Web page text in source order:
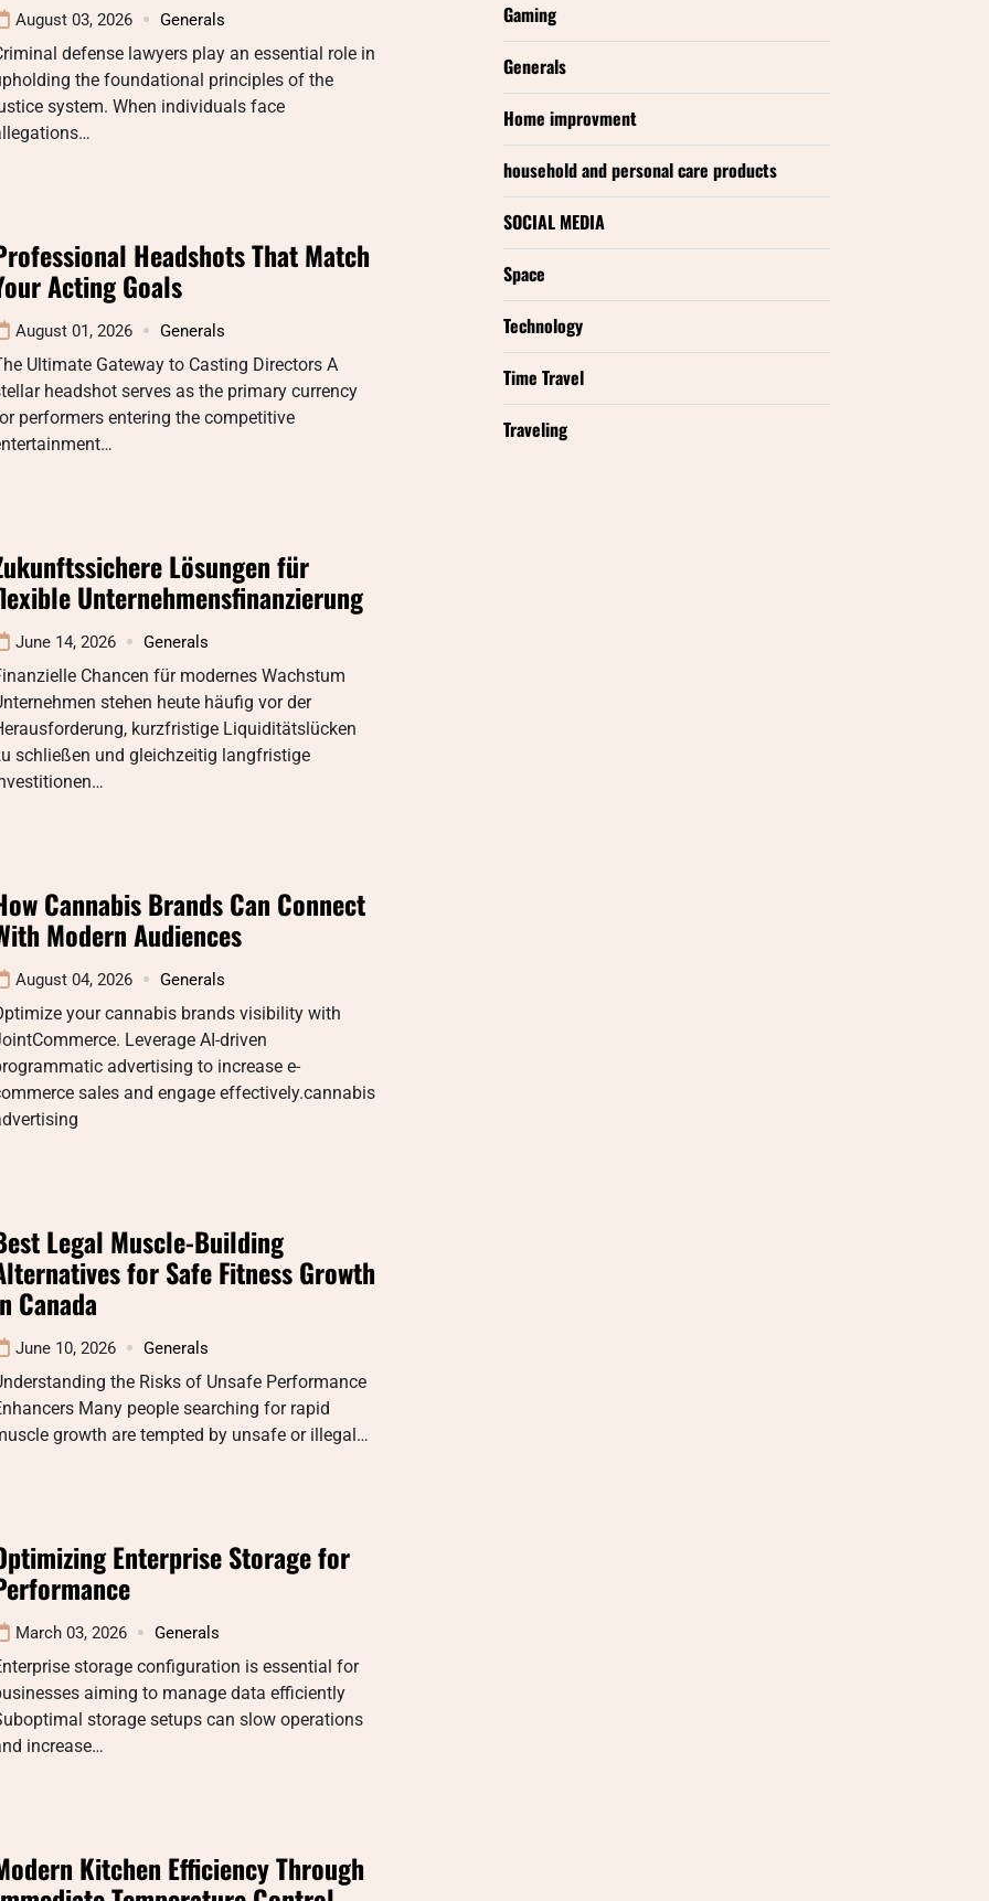
August 03, 2026 Generals
defense lawyers play an essential role in
the foundational principles of the
system. When individuals face
Headshots That Match
Acting Goals
August 01, 2026 Generals
Ultimate Gateway to Casting Directors A
headshot serves as the primary currency
performers entering the competitive
Lösungen für
Unternehmensfinanzierung
June 14, 2026 Generals
Chancen für modernes Wachstum
stehen heute häufig vor der
kurzfristige Liquiditätslücken
schließen und gleichzeitig langfristige
Cannabis Brands Can Connect
Modern Audiences
August 04, 2026 Generals
your cannabis brands visibility with
Leverage AI-driven
advertising to increase e-
sales and engage effectively.cannabis
Legal Muscle-Building
for Safe Fitness Growth
Canada
June 10, 2026 Generals
the Risks of Unsafe Performance
Many people searching for rapid
growth are tempted by unsafe or illegal…
Enterprise Storage for
March 03, 2026 Generals
storage configuration is essential for
aiming to manage data efficiently
storage setups can slow operations
increase…
Kitchen Efficiency Through
Gaming
Generals
Home improvment
household and personal care products
SOCIAL MEDIA
Space
Technology
Time Travel
Traveling